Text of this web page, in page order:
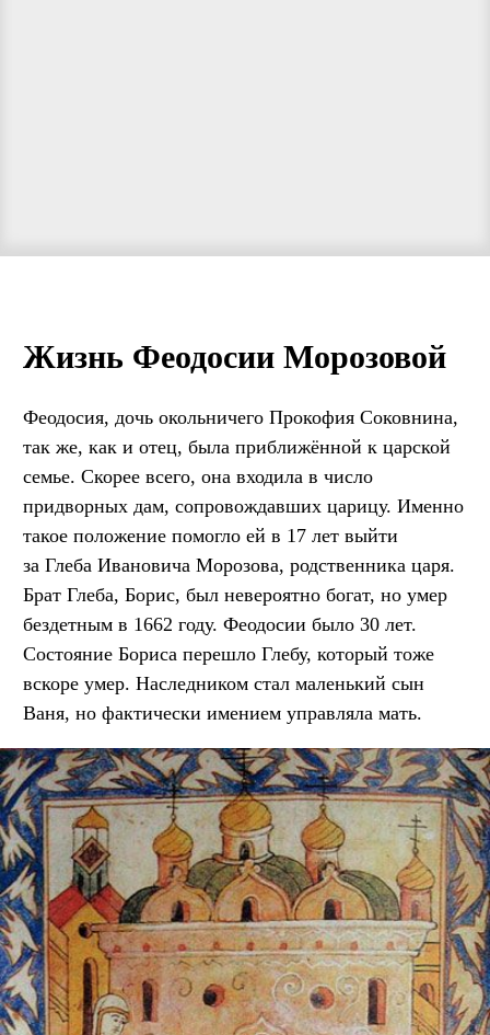
Жизнь Феодосии Морозовой
Феодосия, дочь окольничего Прокофия Соковнина,
так же, как и отец, была приближённой к царской
семье. Скорее всего, она входила в число
придворных дам, сопровождавших царицу. Именно
такое положение помогло ей в 17 лет выйти
за Глеба Ивановича Морозова, родственника царя.
Брат Глеба, Борис, был невероятно богат, но умер
бездетным в 1662 году. Феодосии было 30 лет.
Состояние Бориса перешло Глебу, который тоже
вскоре умер. Наследником стал маленький сын
Ваня, но фактически имением управляла мать.